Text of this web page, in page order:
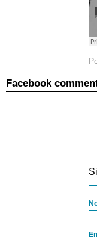
Facebook